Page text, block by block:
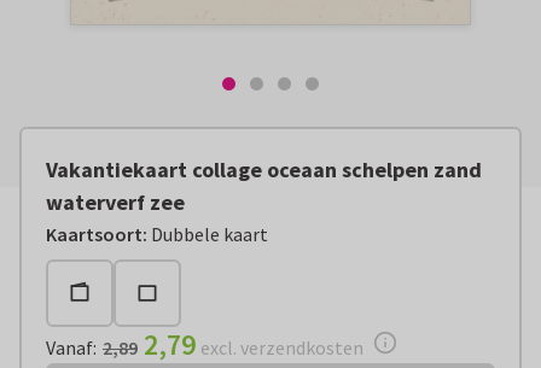
Vakantiekaart collage oceaan schelpen zand
waterverf zee
Kaartsoort: Dubbele kaart
Vanaf:€ 2,79 excl. verzendkosten
Vanaf: 2,89 2,79 excl. verzendkosten